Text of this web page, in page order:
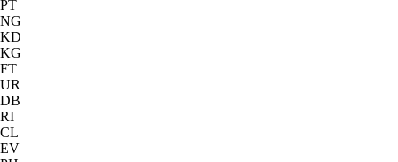
PT
NG
KD
KG
FT
UR
DB
RI
CL
EV